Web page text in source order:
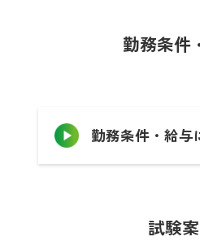
勤務条件
勤務条件・給与
試験